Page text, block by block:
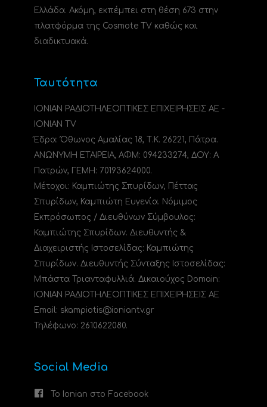
Ελλάδα. Ακόμη, εκπέμπει στη θέση 673 στην
πλατφόρμα της Cosmote TV καθώς και
διαδικτυακά.
Ταυτότητα
ΙΟΝΙΑΝ ΡΑΔΙΟΤΗΛΕΟΠΤΙΚΕΣ ΕΠΙΧΕΙΡΗΣΕΙΣ ΑΕ -
IONIAN TV
Έδρα: Όθωνος Αμαλίας 18, Τ.Κ. 26221, Πάτρα.
ΑΝΩΝΥΜΗ ΕΤΑΙΡΕΙΑ, ΑΦΜ: 094233274, ΔΟΥ: A
Πατρών, ΓΕΜΗ: 70193624000.
Μέτοχοι: Καμπιώτης Σπυρίδων, Πέττας
Σπυρίδων, Καμπιώτη Ευγενία. Νόμιμος
Εκπρόσωπος / Διευθύνων Σύμβουλος:
Καμπιώτης Σπυρίδων. Διευθυντής &
Διαχειριστής Ιστοσελίδας: Καμπιώτης
Σπυρίδων. Διευθυντής Σύνταξης Ιστοσελίδας:
Μπάστα Τριανταφυλλιά. Δικαιούχος Domain:
ΙΟΝΙΑΝ ΡΑΔΙΟΤΗΛΕΟΠΤΙΚΕΣ ΕΠΙΧΕΙΡΗΣΕΙΣ ΑΕ
Email: skampiotis@ioniantv.gr
Τηλέφωνο: 2610622080.
Social Media
Το Ionian στο Facebook